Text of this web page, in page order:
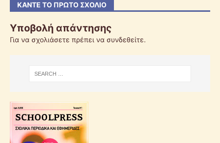
ΚΆΝΤΕ ΤΟ ΠΡΏΤΟ ΣΧΌΛΙΟ
Υποβολή απάντησης
Για να σχολιάσετε πρέπει να συνδεθείτε.